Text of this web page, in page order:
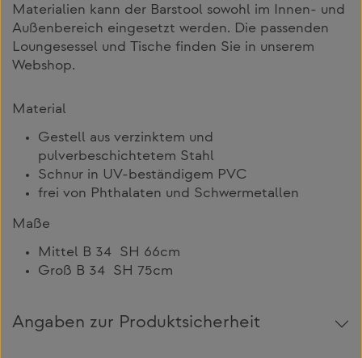
Materialien kann der Barstool sowohl im Innen- und
Außenbereich eingesetzt werden. Die passenden
Loungesessel und Tische finden Sie in unserem
Webshop.
Material
Gestell aus verzinktem und
pulverbeschichtetem Stahl
Schnur in UV-beständigem PVC
frei von Phthalaten und Schwermetallen
Maße
Mittel B 34 SH 66cm
Groß B 34 SH 75cm
Angaben zur Produktsicherheit